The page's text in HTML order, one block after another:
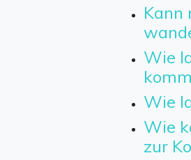
Kann
Wie
Wie
Wie
zur